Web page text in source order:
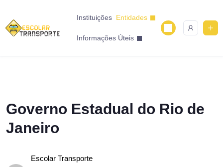
Instituições Entidades
Informações Úteis
Governo Estadual do Rio de
Janeiro
Escolar Transporte